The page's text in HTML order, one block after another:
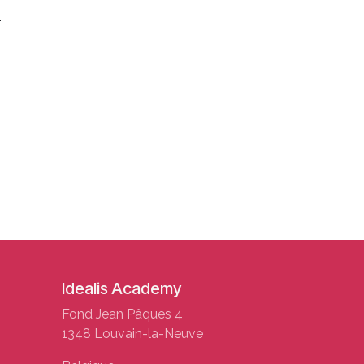
Idealis Academy
Fond Jean Pâques 4
1348 Louvain-la-Neuve